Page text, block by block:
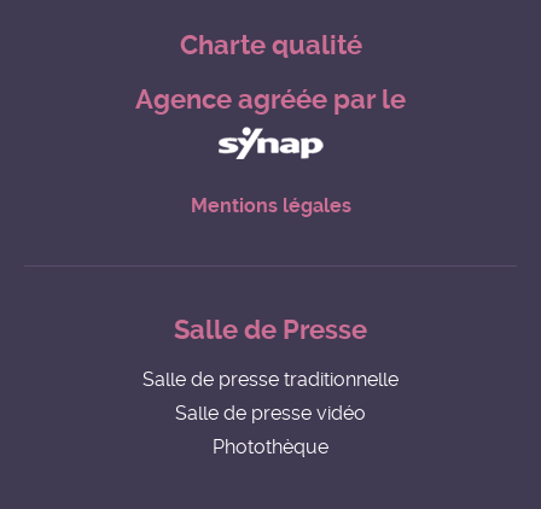
Charte qualité
Agence agréée par le
Mentions légales
Salle de Presse
Salle de presse traditionnelle
Salle de presse vidéo
Photothèque